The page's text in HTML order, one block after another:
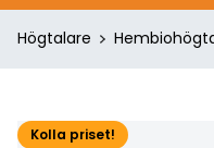
Högtalare
Kolla priset!